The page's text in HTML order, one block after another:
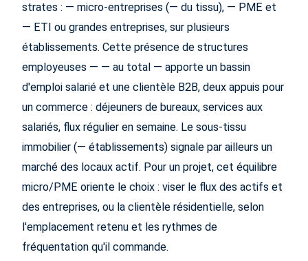
strates : — micro-entreprises (— du tissu), — PME et
— ETI ou grandes entreprises, sur plusieurs
établissements. Cette présence de structures
employeuses — — au total — apporte un bassin
d'emploi salarié et une clientèle B2B, deux appuis pour
un commerce : déjeuners de bureaux, services aux
salariés, flux régulier en semaine. Le sous-tissu
immobilier (— établissements) signale par ailleurs un
marché des locaux actif. Pour un projet, cet équilibre
micro/PME oriente le choix : viser le flux des actifs et
des entreprises, ou la clientèle résidentielle, selon
l'emplacement retenu et les rythmes de
fréquentation qu'il commande.